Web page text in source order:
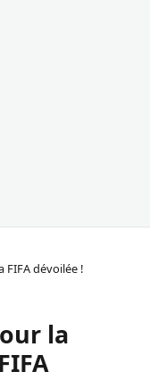
FIFA dévoilée !
la